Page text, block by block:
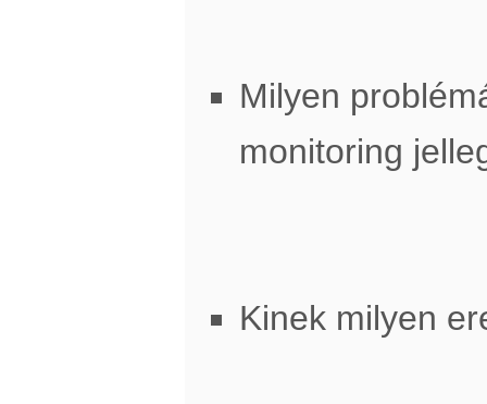
Milyen
monitoring
Kinek milyen